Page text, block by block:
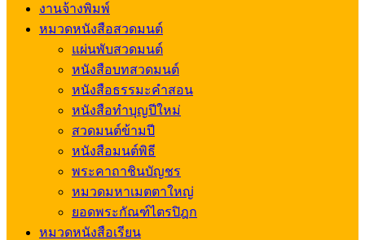
งานจ้างพิมพ์
หมวดหนังสือสวดมนต์
แผ่นพับสวดมนต์
หนังสือบทสวดมนต์
หนังสือธรรมะคำสอน
หนังสือทำบุญปีใหม่
สวดมนต์ข้ามปี
หนังสือมนต์พิธี
พระคาถาชินบัญชร
หมวดมหาเมตตาใหญ่
ยอดพระกัณฑ์ไตรปิฎก
หมวดหนังสือเรียน